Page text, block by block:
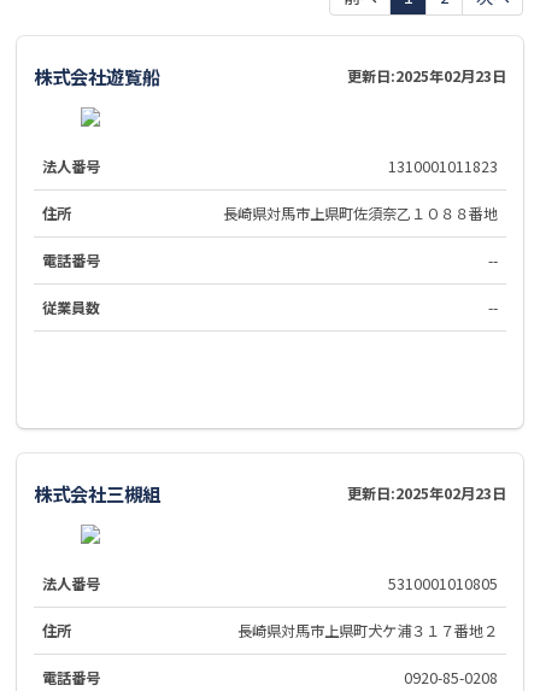
株式会社遊覧船 更新日:2025年02月23日
法人番号 1310001011823
住所 長崎県対馬市上県町佐須奈乙１０８８番地
電話番号 --
従業員数 --
株式会社三槻組 更新日:2025年02月23日
法人番号 5310001010805
住所 長崎県対馬市上県町犬ケ浦３１７番地２
電話番号 0920-85-0208